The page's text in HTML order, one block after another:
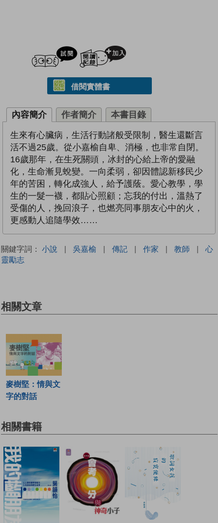
試閲
借閱實體書
內容簡介 作者簡介 本書目錄
生來有心臟病，生活行動諸般受限制，醫生還斷言
活不過25歲。從小嘉榆自卑、消極，也非常自閉。
16歲那年，在生死關頭，冰封的心給上帝的愛融
化，生命漸見蛻變。一向柔弱，卻因體認新移民少
年的苦困，轉化成強人，給予護蔭。愛心教學，學
生的一髮一襪，都貼心照顧；忘我的付出，溫熱了
受傷的人，挽回浪子，也燃亮同事朋友心中的火，
更感動人追隨學效……
關鍵字詞： 小說 | 吳嘉榆 | 傳記 | 作家 | 教師 |
心
靈勵志
相關文章
麥樹堅：情與文
字的對話
相關書籍